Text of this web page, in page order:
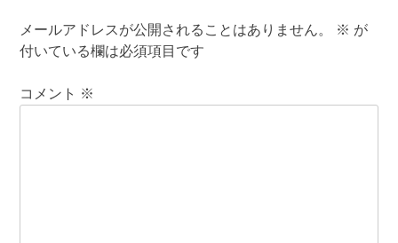
メールアドレスが公開されることはありません。 ※ が
付いている欄は必須項目です
コメント ※